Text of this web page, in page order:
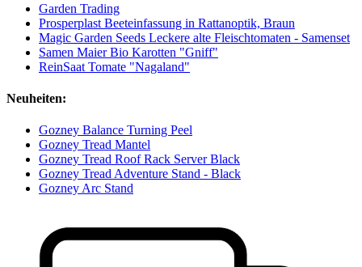
Garden Trading
Prosperplast Beeteinfassung in Rattanoptik, Braun
Magic Garden Seeds Leckere alte Fleischtomaten - Samenset
Samen Maier Bio Karotten "Gniff"
ReinSaat Tomate "Nagaland"
Neuheiten:
Gozney Balance Turning Peel
Gozney Tread Mantel
Gozney Tread Roof Rack Server Black
Gozney Tread Adventure Stand - Black
Gozney Arc Stand